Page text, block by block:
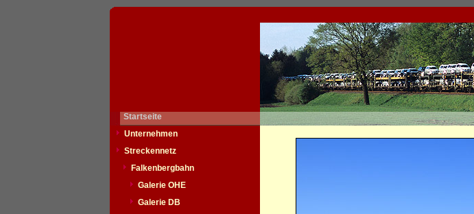
Startseite
Unternehmen
Streckennetz
Falkenbergbahn
Galerie OHE
Galerie DB